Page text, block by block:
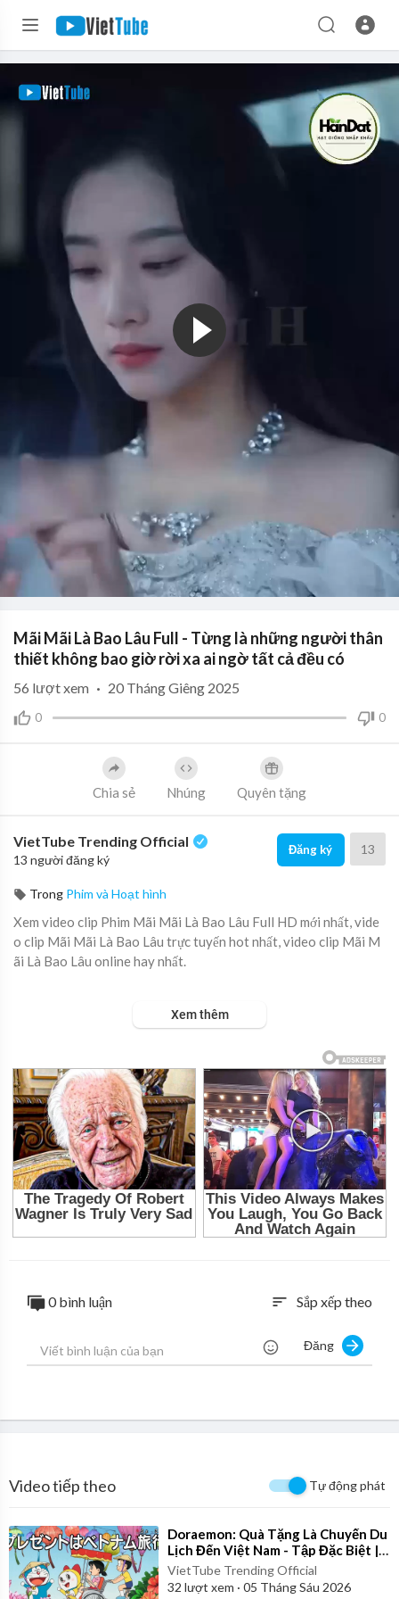
Mãi Mãi Là Bao Lâu Full - Từng là những người thân
thiết không bao giờ rời xa ai ngờ tất cả đều có
0 0
56 lượt xem · 20 Tháng Giêng 2025
Chia sẻ Nhúng Quyên tặng
VietTube Trending Official
13 người đăng ký
Đăng ký 13
Trong Phim và Hoạt hình
Xem video clip Phim Mãi Mãi Là Bao Lâu Full HD mới nhất, vide
o clip Mãi Mãi Là Bao Lâu trực tuyến hot nhất, video clip Mãi M
ãi Là Bao Lâu online hay nhất.
Xem thêm
0 bình luận sort Sắp xếp theo
Đăng
Video tiếp theo Tự động phát
⁣Doraemon: Quà Tặng Là Chuyến Du
Lịch Đến Việt Nam - Tập Đặc Biệt |
Bản Lồng Tiếng Full
VietTube Trending Official
32 lượt xem · 05 Tháng Sáu 2026